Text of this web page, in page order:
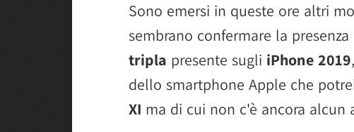
Sono emersi in queste ore altri
sembrano confermare la
tripla presente sugli iPhone 2019
dello smartphone Apple che
XI ma di cui non c'è ancora alcun